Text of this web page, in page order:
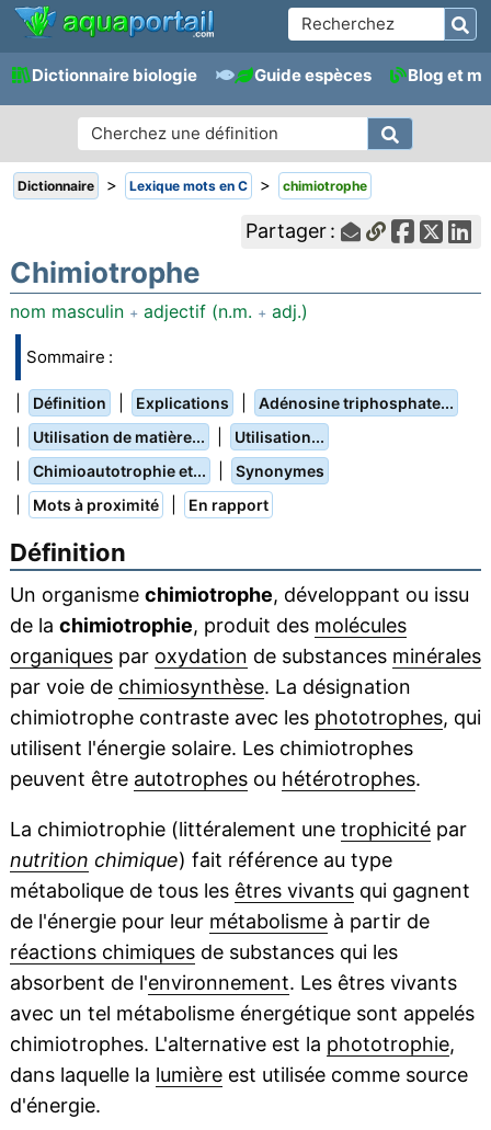
Dictionnaire biologie Guide espèces Blog et
Dictionnaire > Lexique mots en C > chimiotrophe
Partager :
Chimiotrophe
nom masculin +adjectif (n.m. +adj.)
Sommaire :
Définition Explications Adénosine triphosphate...
Utilisation de matière... Utilisation...
Chimioautotrophie et... Synonymes
Mots à proximité En rapport
Définition
Un organisme chimiotrophe, développant ou issu
de la chimiotrophie, produit des molécules
organiquespar oxydation de substances minérales
par voie de chimiosynthèse. La désignation
chimiotrophe contraste avec les phototrophes, qui
utilisent l'énergie solaire. Les chimiotrophes
peuvent être autotrophesou hétérotrophes.
La chimiotrophie (littéralement une trophicitépar
nutrition chimique) fait référence au type
métabolique de tous les êtres vivantsqui gagnent
de l'énergie pour leur métabolismeà partir de
réactions chimiquesde substances qui les
absorbent de l'environnement. Les êtres vivants
avec un tel métabolisme énergétique sont appelés
chimiotrophes. L'alternative est la phototrophie,
dans laquelle la lumièreest utilisée comme source
d'énergie.